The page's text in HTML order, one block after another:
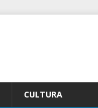
CULTURA